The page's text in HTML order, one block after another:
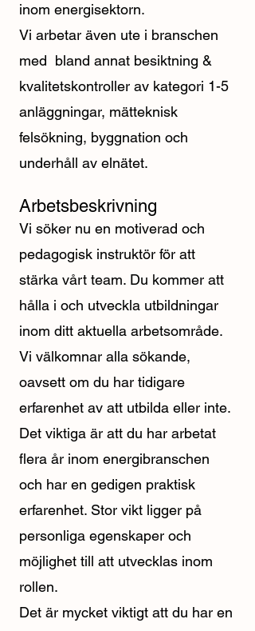
inom energisektorn.
Vi arbetar även ute i branschen
med bland annat besiktning &
kvalitetskontroller av kategori 1-5
anläggningar, mätteknisk
felsökning, byggnation och
underhåll av elnätet.
Arbetsbeskrivning
Vi söker nu en motiverad och
pedagogisk instruktör för att
stärka vårt team. Du kommer att
hålla i och utveckla utbildningar
inom ditt aktuella arbetsområde.
Vi välkomnar alla sökande,
oavsett om du har tidigare
erfarenhet av att utbilda eller inte.
Det viktiga är att du har arbetat
flera år inom energibranschen
och har en gedigen praktisk
erfarenhet. Stor vikt ligger på
personliga egenskaper och
möjlighet till att utvecklas inom
rollen.
Det är mycket viktigt att du har en